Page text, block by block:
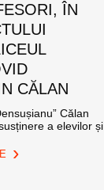
ÎN
CĂLAN
Călan
a elevilor și